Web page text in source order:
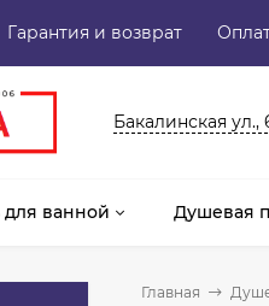
Гарантия и возврат
Бакалинская ул.,
ванной Душевая
Главная